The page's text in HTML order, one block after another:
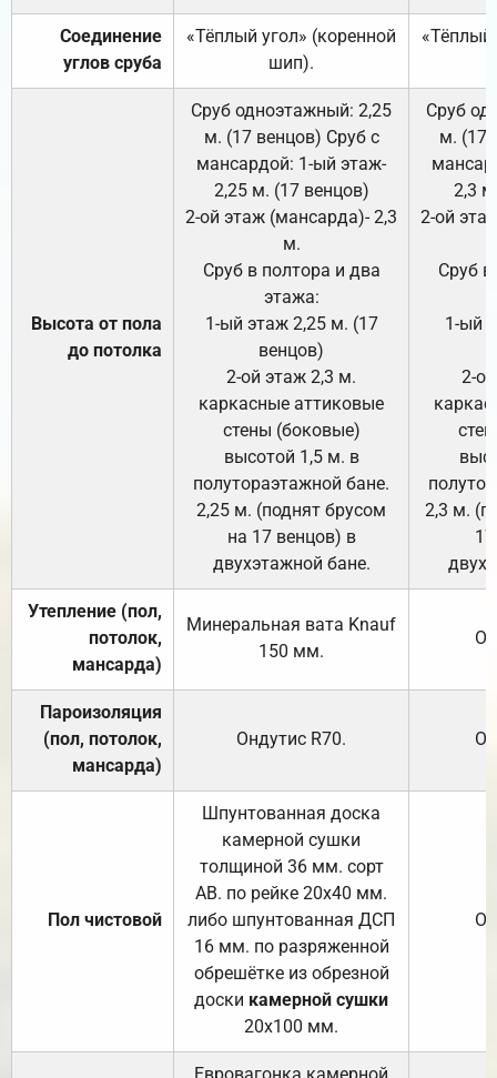
Соединение
углов сруба
«Тёплый угол» (коренной
шип).
«Тёплый
Высота от пола
до потолка
Сруб одноэтажный: 2,25
м. (17 венцов) Сруб с
мансардой: 1-ый этаж-
2,25 м. (17 венцов)
2-ой этаж (мансарда)- 2,3
м.
Сруб в полтора и два
этажа:
1-ый этаж 2,25 м. (17
венцов)
2-ой этаж 2,3 м.
каркасные аттиковые
стены (боковые)
высотой 1,5 м. в
полутораэтажной бане.
2,25 м. (поднят брусом
на 17 венцов) в
двухэтажной бане.
Сруб
м. (17
2,3
2-ой
Сруб
1-ый
2-
2,3 м.
Утепление (пол,
потолок,
мансарда)
Минеральная вата Knauf
150 мм.
Пароизоляция
(пол, потолок,
мансарда)
Ондутис R70.
Пол чистовой
Шпунтованная доска
камерной сушки
толщиной 36 мм. сорт
АВ. по рейке 20х40 мм.
либо шпунтованная ДСП
16 мм. по разряженной
обрешётке из обрезной
доски камерной сушки
20х100 мм.